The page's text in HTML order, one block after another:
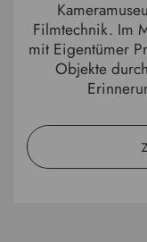
Filmtechnik. Im
mit Eigentümer
Objekte